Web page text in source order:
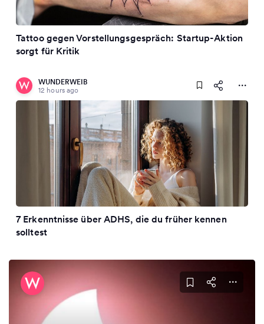
Tattoo gegen Vorstellungsgespräch: Startup-Aktion
sorgt für Kritik
WUNDERWEIB
12 hours ago
7 Erkenntnisse über ADHS, die du früher kennen
solltest